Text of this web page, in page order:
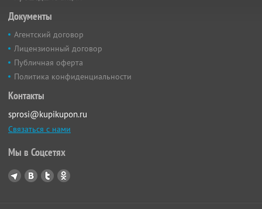
Документы
Агентский договор
Лицензионный договор
Публичная оферта
Политика конфиденциальности
Контакты
sprosi@kupikupon.ru
Связаться с нами
Мы в Соцсетях